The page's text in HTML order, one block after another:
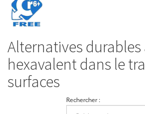
Alternatives
hexavalent dans le
surfaces
Rechercher :